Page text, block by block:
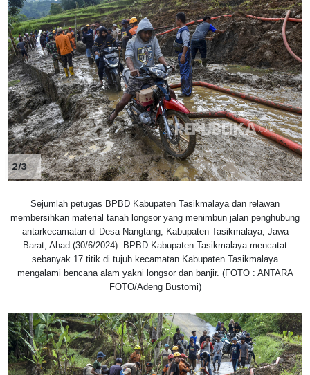
2/3
Sejumlah petugas BPBD Kabupaten Tasikmalaya dan relawan
membersihkan material tanah longsor yang menimbun jalan penghubung
antarkecamatan di Desa Nangtang, Kabupaten Tasikmalaya, Jawa
Barat, Ahad (30/6/2024). BPBD Kabupaten Tasikmalaya mencatat
sebanyak 17 titik di tujuh kecamatan Kabupaten Tasikmalaya
mengalami bencana alam yakni longsor dan banjir. (FOTO : ANTARA
FOTO/Adeng Bustomi)